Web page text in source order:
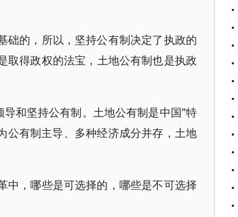
础的，所以，坚持公有制决定了执政的
取得政权的法宝，土地公有制也是执政
和坚持公有制。土地公有制是中国“特
公有制主导、多种经济成分并存，土地
中，哪些是可选择的，哪些是不可选择